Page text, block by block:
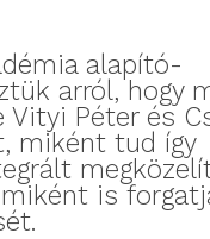
alapító-
arról, hogy
Vityi Péter és
miként tud így
is